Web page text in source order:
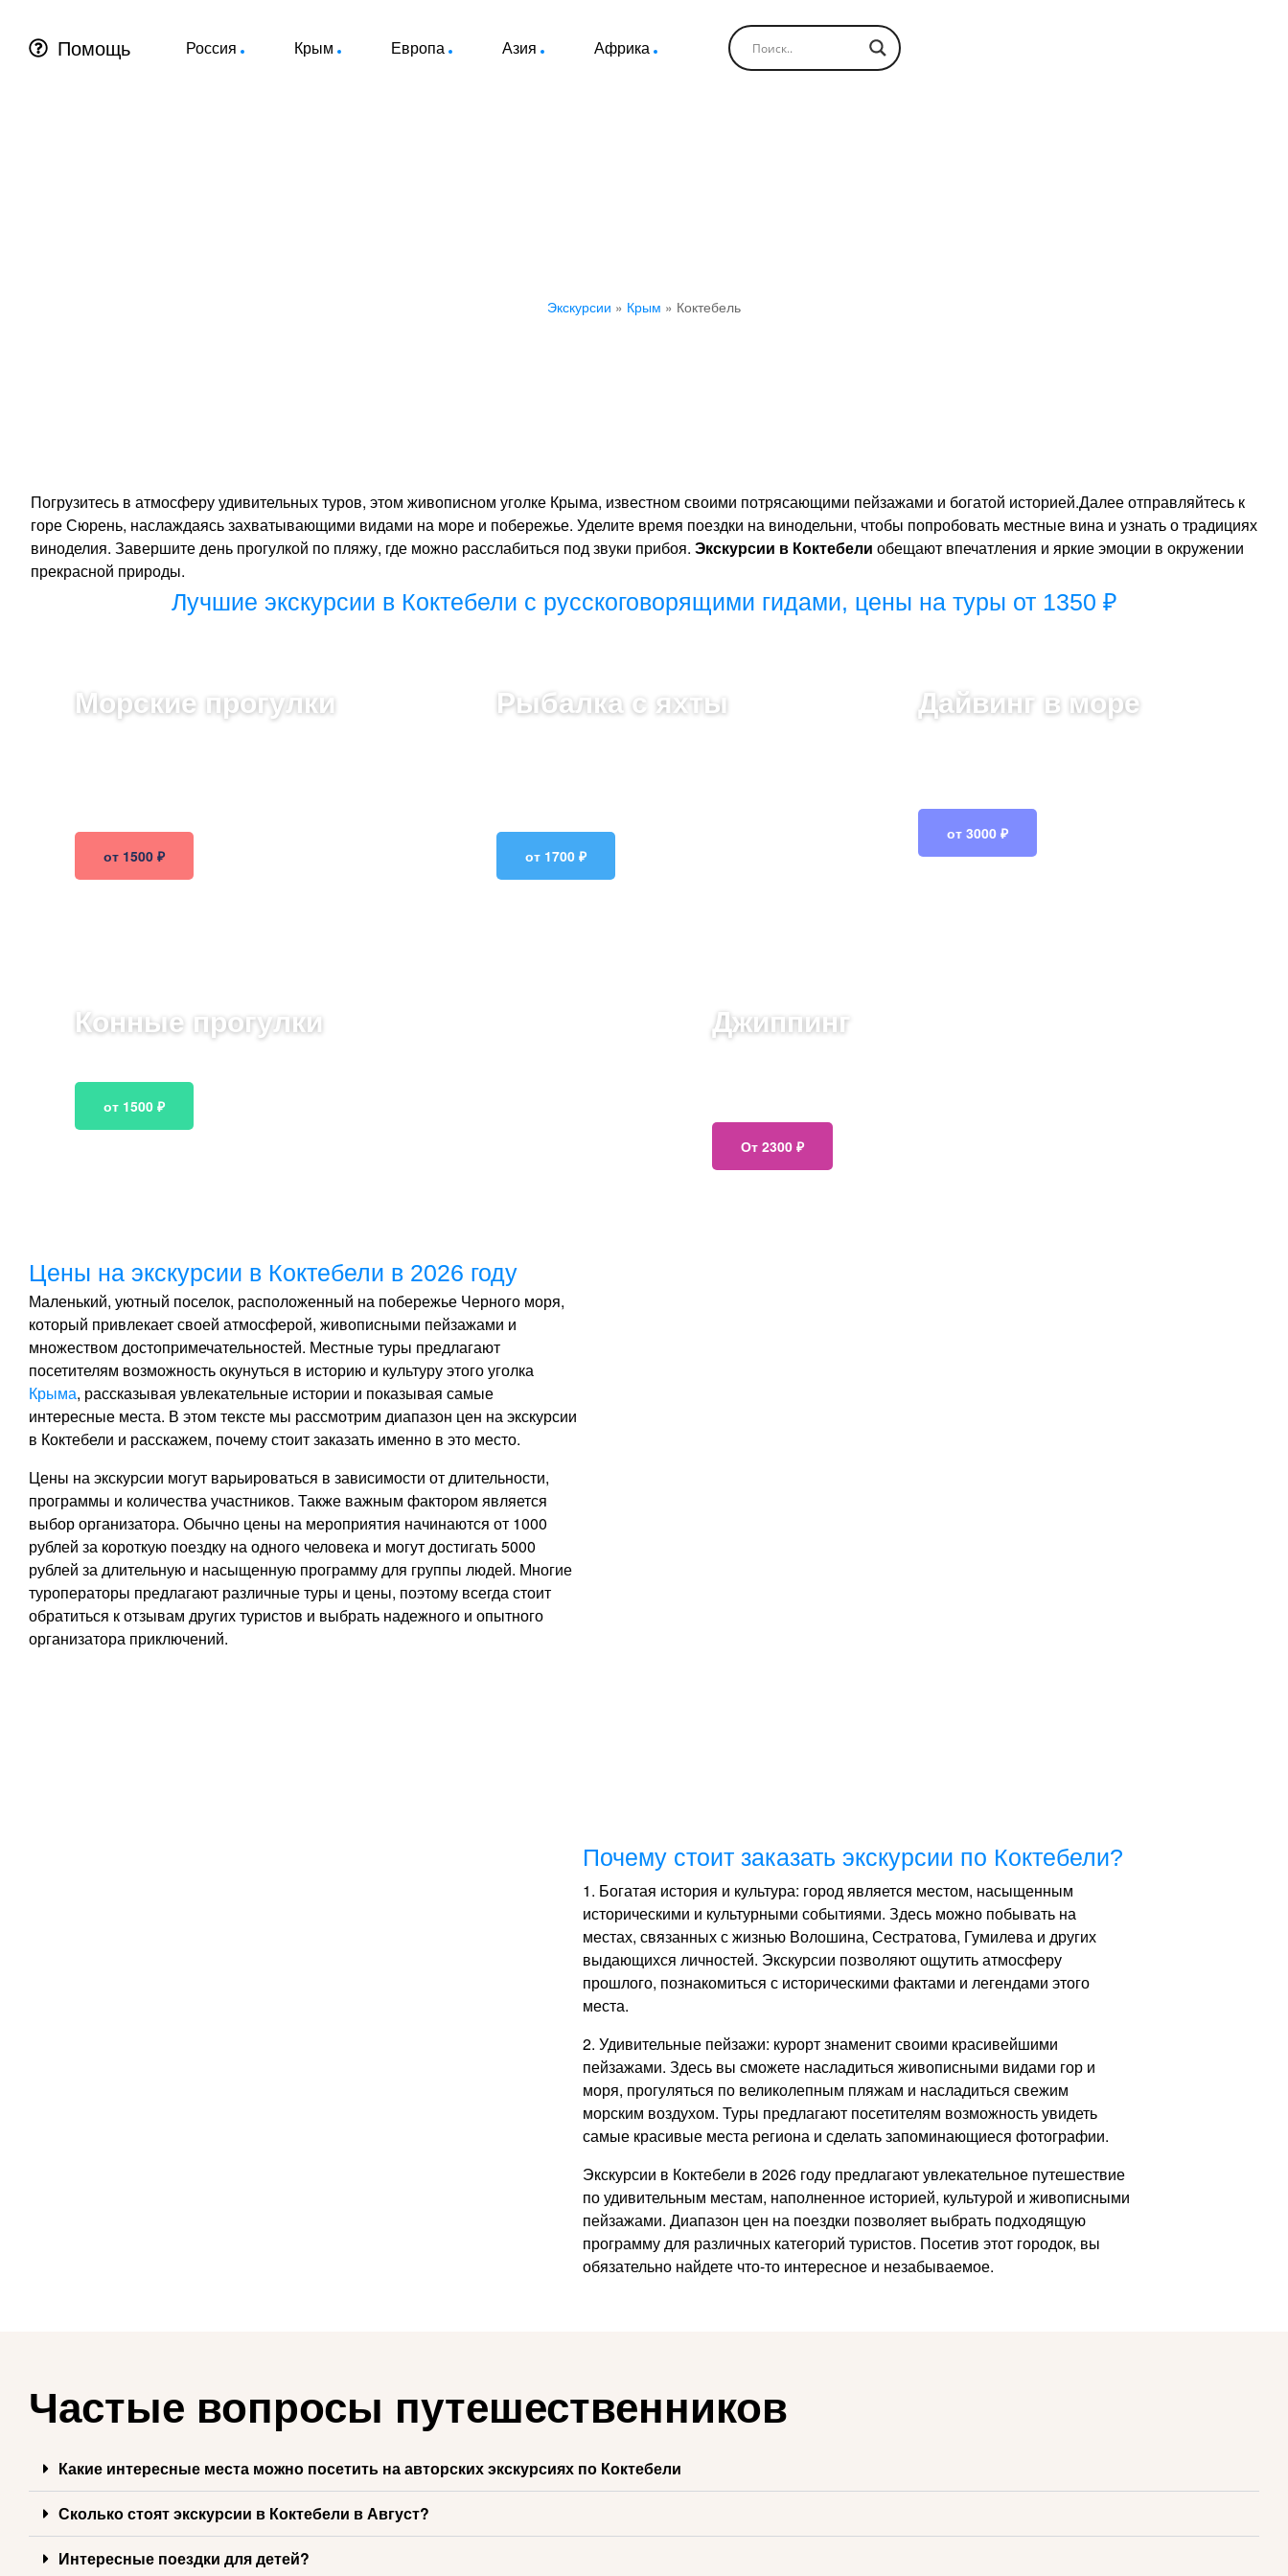
Помощь Россия Крым Европа Азия Африка
Экскурсии » Крым » Коктебель
Погрузитесь в атмосферу удивительных туров, этом живописном уголке Крыма, известном своими потрясающими пейзажами и богатой историей.Далее отправляйтесь к
горе Сюрень, наслаждаясь захватывающими видами на море и побережье. Уделите время поездки на винодельни, чтобы попробовать местные вина и узнать о традициях
виноделия. Завершите день прогулкой по пляжу, где можно расслабиться под звуки прибоя. Экскурсии в Коктебели обещают впечатления и яркие эмоции в окружении
прекрасной природы.
Лучшие экскурсии в Коктебели с русскоговорящими гидами, цены на туры от 1350 ₽
Морские прогулки
от 1500 ₽
Рыбалка с яхты
от 1700 ₽
Дайвинг в море
от 3000 ₽
Конные прогулки
от 1500 ₽
Джиппинг
От 2300 ₽
Цены на экскурсии в Коктебели в 2026 году
Маленький, уютный поселок, расположенный на побережье Черного моря,
который привлекает своей атмосферой, живописными пейзажами и
множеством достопримечательностей. Местные туры предлагают
посетителям возможность окунуться в историю и культуру этого уголка
Крыма, рассказывая увлекательные истории и показывая самые
интересные места. В этом тексте мы рассмотрим диапазон цен на экскурсии
в Коктебели и расскажем, почему стоит заказать именно в это место.
Цены на экскурсии могут варьироваться в зависимости от длительности,
программы и количества участников. Также важным фактором является
выбор организатора. Обычно цены на мероприятия начинаются от 1000
рублей за короткую поездку на одного человека и могут достигать 5000
рублей за длительную и насыщенную программу для группы людей. Многие
туроператоры предлагают различные туры и цены, поэтому всегда стоит
обратиться к отзывам других туристов и выбрать надежного и опытного
организатора приключений.
Почему стоит заказать экскурсии по Коктебели?
1. Богатая история и культура: город является местом, насыщенным
историческими и культурными событиями. Здесь можно побывать на
местах, связанных с жизнью Волошина, Сестратова, Гумилева и других
выдающихся личностей. Экскурсии позволяют ощутить атмосферу
прошлого, познакомиться с историческими фактами и легендами этого
места.
2. Удивительные пейзажи: курорт знаменит своими красивейшими
пейзажами. Здесь вы сможете насладиться живописными видами гор и
моря, прогуляться по великолепным пляжам и насладиться свежим
морским воздухом. Туры предлагают посетителям возможность увидеть
самые красивые места региона и сделать запоминающиеся фотографии.
Экскурсии в Коктебели в 2026 году предлагают увлекательное путешествие
по удивительным местам, наполненное историей, культурой и живописными
пейзажами. Диапазон цен на поездки позволяет выбрать подходящую
программу для различных категорий туристов. Посетив этот городок, вы
обязательно найдете что-то интересное и незабываемое.
Частые вопросы путешественников
Какие интересные места можно посетить на авторских экскурсиях по Коктебели
Сколько стоят экскурсии в Коктебели в Август?
Интересные поездки для детей?